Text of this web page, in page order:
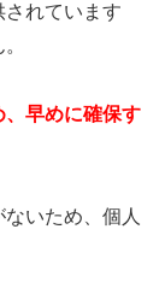
れています
、早めに確保す
いため、個人